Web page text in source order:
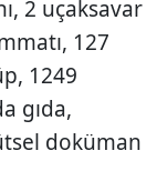
2 uçaksavar
127
1249
gıda,
doküman